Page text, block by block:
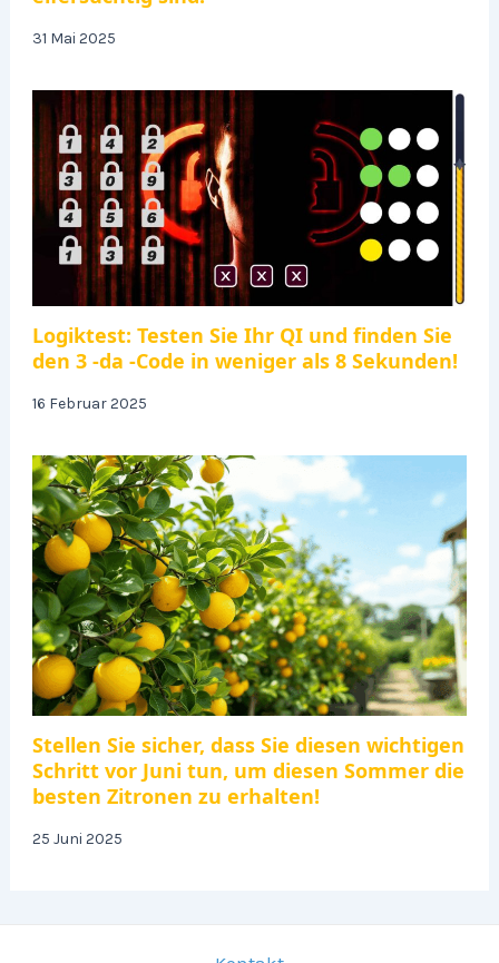
31 Mai 2025
Logiktest: Testen Sie Ihr QI und finden Sie
den 3 -da -Code in weniger als 8 Sekunden!
16 Februar 2025
Stellen Sie sicher, dass Sie diesen wichtigen
Schritt vor Juni tun, um diesen Sommer die
besten Zitronen zu erhalten!
25 Juni 2025